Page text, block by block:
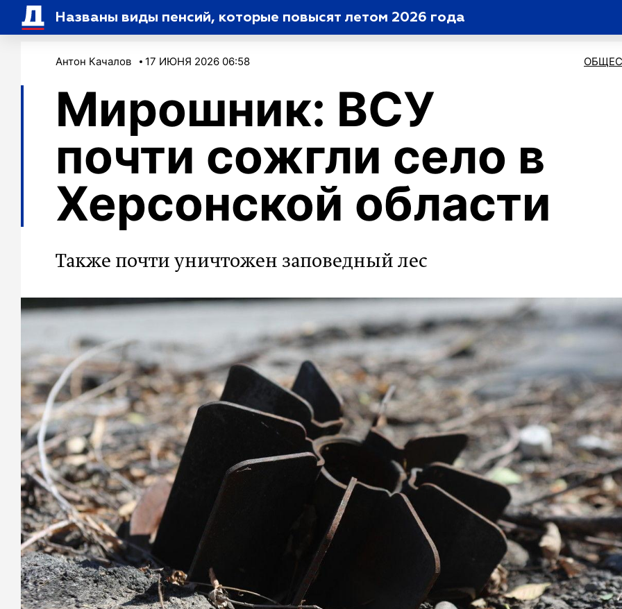
Названы виды пенсий, которые повысят летом 2026 года
Антон Качалов 17 ИЮНЯ 2026 06:58
Мирошник: ВСУ
почти сожгли село в
Херсонской области
Также почти уничтожен заповедный лес